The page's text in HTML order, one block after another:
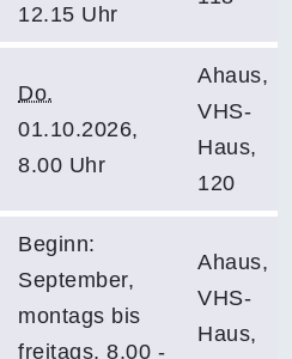
12.15 Uhr
Do.
01.10.2026,
8.00 Uhr
Ahaus,
VHS-
Haus,
120
Beginn:
September,
montags bis
freitags, 8.00 -
Ahaus,
VHS-
Haus,